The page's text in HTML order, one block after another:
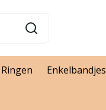
Ringen Enkelbandjes